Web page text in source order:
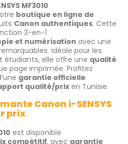
MF3010
boutique en ligne de
Canon authentiques. Cette
3-en-1
et numérisation avec une
Idéale pour les
étudiants, elle offre une qualité
page imprimée. Profitez
garantie officielle
qualité/prix en Tunisie.
Canon i-SENSYS
prix
est disponible
compétitif, avec garantie